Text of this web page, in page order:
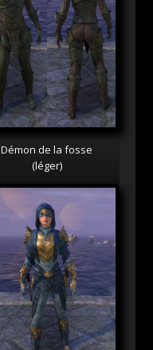
Démon de la fosse
(léger)